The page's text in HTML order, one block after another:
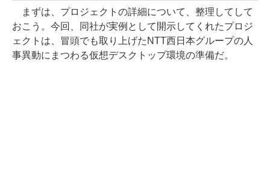
まずは、プロジェクトの詳細について、整理してして
おこう。今回、同社が実例として開示してくれたプロジ
ェクトは、冒頭でも取り上げたNTT西日本グループの人
事異動にまつわる仮想デスクトップ環境の準備だ。